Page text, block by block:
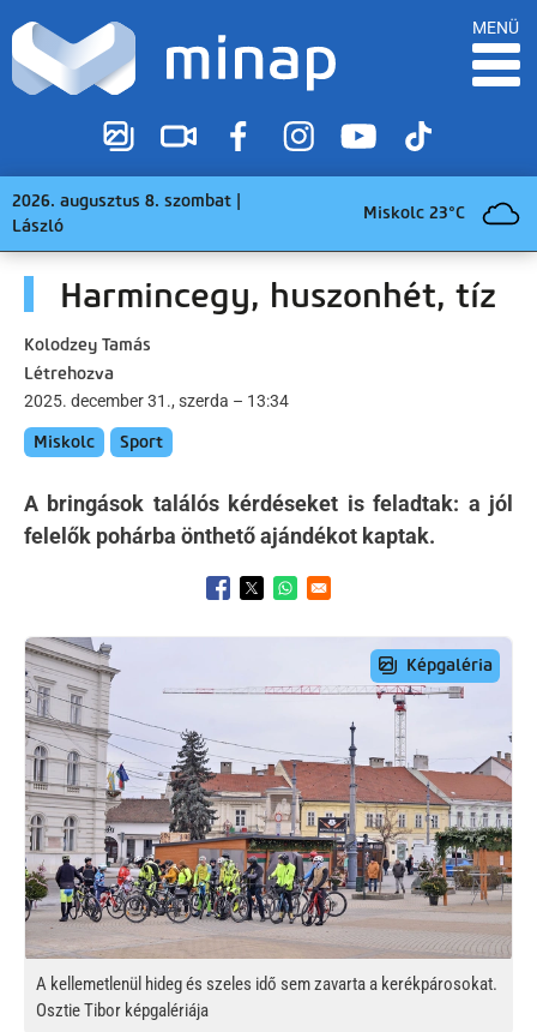
MENÜ
2026. augusztus 8. szombat |
László
Miskolc 23°C
Harmincegy, huszonhét, tíz
Kolodzey Tamás
Létrehozva
2025. december 31., szerda – 13:34
Miskolc Sport
A bringások találós kérdéseket is feladtak: a jól
felelők pohárba önthető ajándékot kaptak.
Opens in a new window
Opens in a new window
Opens in a new window
Preview Image
A kellemetlenül hideg és szeles idő sem zavarta a kerékpárosokat.
Osztie Tibor képgalériája